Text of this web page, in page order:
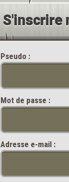
S'inscrire
Pseudo :
Mot de passe :
Adresse e-mail :